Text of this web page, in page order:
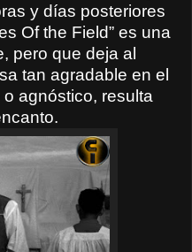
y días posteriores
Of the Field” es una
pero que deja al
tan agradable en el
agnóstico, resulta